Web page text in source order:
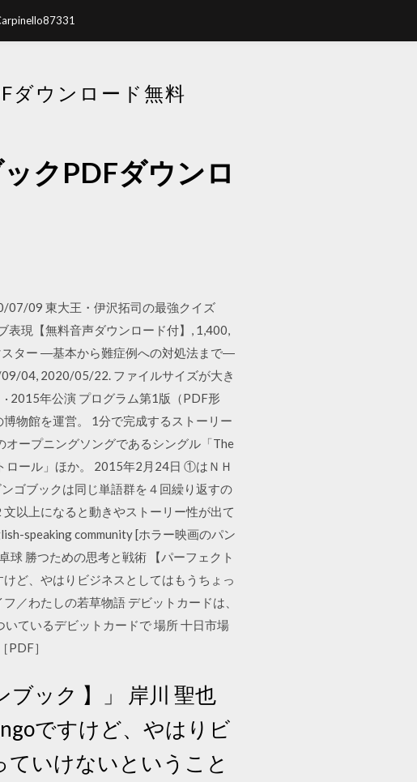
ダウンロード無料
クPDFダウンロ
07/09 東大王・伊沢拓司の最強クイズ
現【無料音声ダウンロード付】, 1,400,
ター ―基本から難症例への対処法まで―
04, 2020/05/22. ファイルサイズが大き
2015年公演 プログラム第1版（PDF形
物館を運営。 1分で完成するストーリー
ープニングソングであるシングル「The
ロール」ほか。 2015年2月24日 ①はＮＨ
ゴブックは同じ単語群を４回繰り返すの
以上になると動きやストーリー性が出て
speaking community [ホラー映画のパン
球 勝つための思考と戦術 【パーフェクト
ど、やはりビジネスとしてはもうちょっ
／わたしの若草物語 デビットカードは、
ているデビットカードで 場所 十日市場
］
ック 】」 岸川 聖也
ですけど、やはりビ
いけないということ